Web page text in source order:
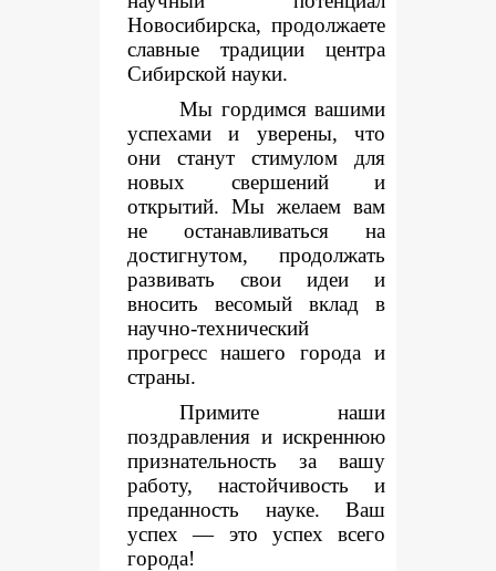
Новосибирска, продолжаете
славные традиции центра
Сибирской науки.
Мы гордимся вашими
успехами и уверены, что
они станут стимулом для
новых свершений и
открытий. Мы желаем вам
не останавливаться на
достигнутом, продолжать
развивать свои идеи и
вносить весомый вклад в
научно-технический
прогресс нашего города и
страны.
Примите наши
поздравления и искреннюю
признательность за вашу
работу, настойчивость и
преданность науке. Ваш
успех — это успех всего
города!